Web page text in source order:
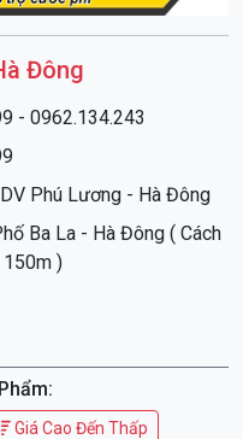
Đông
- 0962.134.243
Phú Lương - Hà Đông
Ba La - Hà Đông ( Cách
150m )
Giá Cao Đến Thấp